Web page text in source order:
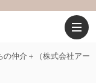
仲介＋（株式会社アー